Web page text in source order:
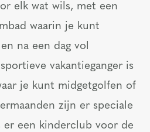
elk wat wils, met een
waarin je kunt
na een dag vol
vakantieganger is
je kunt midgetgolfen of
zijn er speciale
er een kinderclub voor de